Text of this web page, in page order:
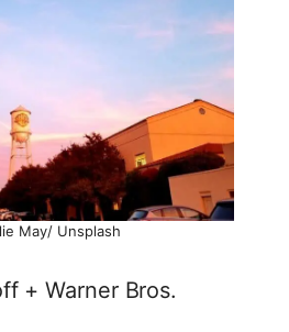
May/ Unsplash
+ Warner Bros.